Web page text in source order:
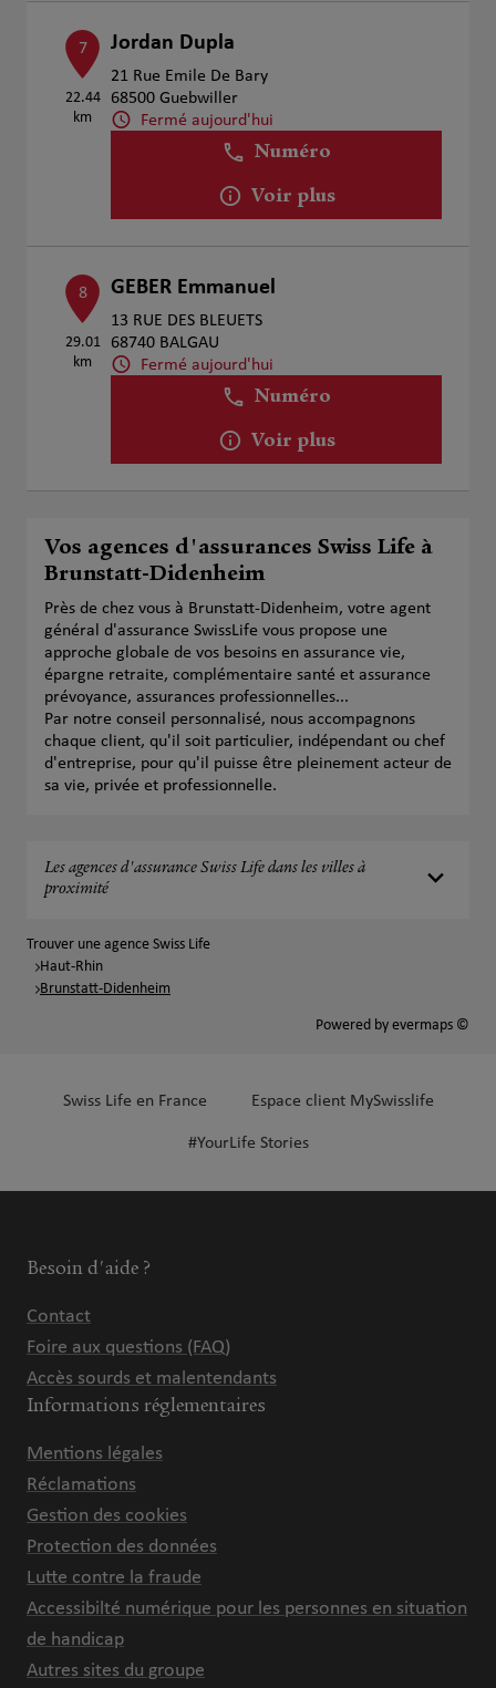
7
22.44
km
Jordan Dupla
21 Rue Emile De Bary
68500 Guebwiller
Fermé aujourd'hui
Numéro
Voir plus
8
29.01
km
GEBER Emmanuel
13 RUE DES BLEUETS
68740 BALGAU
Fermé aujourd'hui
Numéro
Voir plus
Vos agences d'assurances Swiss Life à
Brunstatt-Didenheim
Près de chez vous à Brunstatt-Didenheim, votre agent
général d'assurance SwissLife vous propose une
approche globale de vos besoins en assurance vie,
épargne retraite, complémentaire santé et assurance
prévoyance, assurances professionnelles...
Par notre conseil personnalisé, nous accompagnons
chaque client, qu'il soit particulier, indépendant ou chef
d'entreprise, pour qu'il puisse être pleinement acteur de
sa vie, privée et professionnelle.
Les agences d'assurance Swiss Life dans les villes à
proximité
Trouver une agence Swiss Life
Haut-Rhin
Brunstatt-Didenheim
Powered by evermaps ©
Swiss Life en France Espace client MySwisslife
#YourLife Stories
Besoin d'aide ?
Contact
Foire aux questions (FAQ)
Accès sourds et malentendants
Informations réglementaires
Mentions légales
Réclamations
Gestion des cookies
Protection des données
Lutte contre la fraude
Accessibilté numérique pour les personnes en situation
de handicap
Autres sites du groupe